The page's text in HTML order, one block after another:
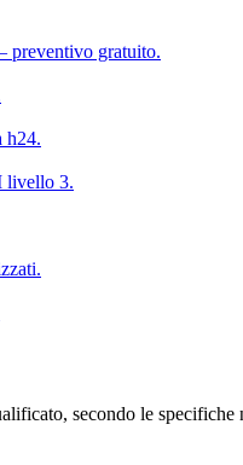
preventivo gratuito.
h24.
livello 3.
secondo le